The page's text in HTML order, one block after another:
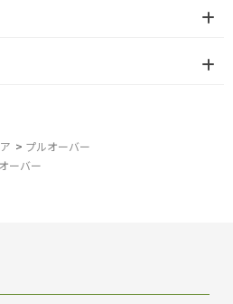
> プルオーバー
ーバー